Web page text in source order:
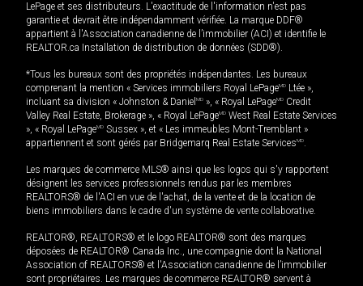
LePage et ses distributeurs. L'exactitude de l'information n'est pas
garantie et devrait être indépendamment vérifiée. La marque DDF®
appartient à l'Association canadienne de l’immobilier (ACI) et identifie le
REALTOR.ca Installation de distribution de données (SDD®).
*Tous les bureaux sont des propriétés indépendantes. Les bureaux
comprenant la mention « Services immobiliers Royal LePageMD Ltée »,
incluant sa division « Johnston & Daniel MD », « Royal LePageMD Credit
Valley Real Estate, Brokerage », « Royal LePageMD West Real Estate Services
», « Royal LePageMD Sussex », et « Les immeubles Mont-Tremblant »
appartiennent et sont gérés par Bridgemarq Real Estate ServicesMD.
Les marques de commerce MLS® ainsi que les logos qui s'y rapportent
désignent les services professionnels rendus par les membres
REALTORS® de l'ACI en vue de l'achat, de la vente et de la location de
biens immobiliers dans le cadre d'un système de vente collaborative.
REALTOR®, REALTORS® et le logo REALTOR® sont des marques
déposées de REALTOR® Canada Inc., une compagnie dont la National
Association of REALTORS® et l'Association canadienne de l’immobilier
sont propriétaires. Les marques de commerce REALTOR® servent à